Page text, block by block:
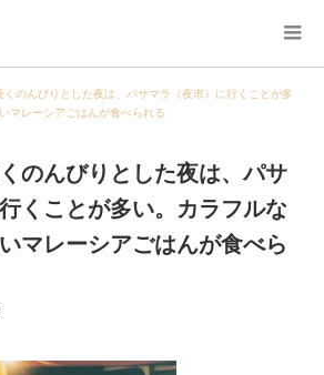
くのんびりとした夜は、パサマラ（夜市）に行くことが多
マレーシアごはんが食べられる
のんびりとした夜は、パサ
くことが多い。カラフルな
マレーシアごはんが食べら